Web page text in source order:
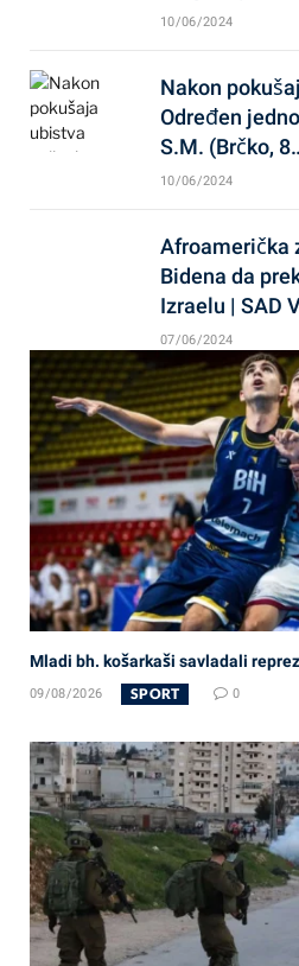
10/06/2024
Nakon
Određen
S.M. (Brčko,
10/06/2024
Afroamerička
Bidena da
Izraelu | SAD
07/06/2024
Mladi bh. košarkaši savladali
09/08/2026 SPORT 0